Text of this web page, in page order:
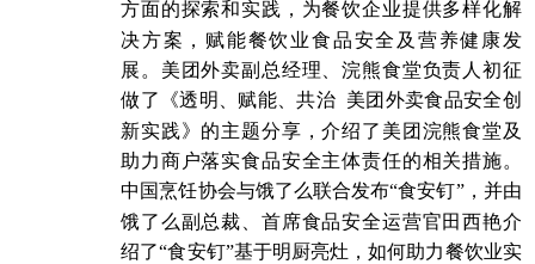
方面的探索和实践，为餐饮企业提供多样化解
决方案，赋能餐饮业食品安全及营养健康发
展。美团外卖副总经理、浣熊食堂负责人初征
做了《透明、赋能、共治 美团外卖食品安全创
新实践》的主题分享，介绍了美团浣熊食堂及
助力商户落实食品安全主体责任的相关措施。
中国烹饪协会与饿了么联合发布“食安钉”，并由
饿了么副总裁、首席食品安全运营官田西艳介
绍了“食安钉”基于明厨亮灶，如何助力餐饮业实